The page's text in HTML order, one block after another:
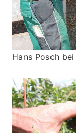
Hans Posch